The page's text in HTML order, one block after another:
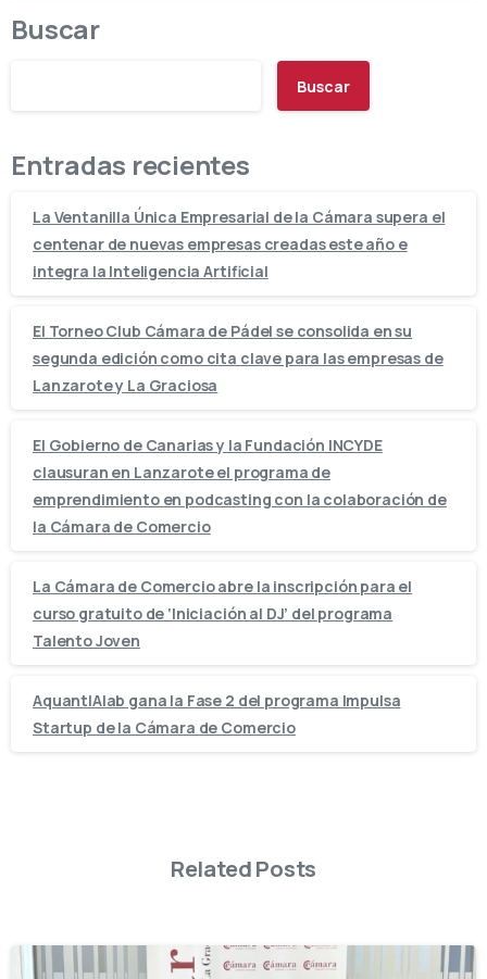
Buscar
Buscar
Entradas recientes
La Ventanilla Única Empresarial de la Cámara supera el
centenar de nuevas empresas creadas este año e
integra la Inteligencia Artificial
El Torneo Club Cámara de Pádel se consolida en su
segunda edición como cita clave para las empresas de
Lanzarote y La Graciosa
El Gobierno de Canarias y la Fundación INCYDE
clausuran en Lanzarote el programa de
emprendimiento en podcasting con la colaboración de
la Cámara de Comercio
La Cámara de Comercio abre la inscripción para el
curso gratuito de ‘Iniciación al DJ’ del programa
Talento Joven
AquantIAlab gana la Fase 2 del programa Impulsa
Startup de la Cámara de Comercio
Related Posts